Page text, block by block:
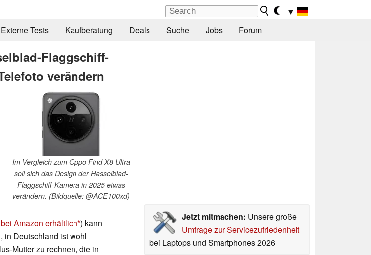
▼
Externe Tests Kaufberatung Deals Suche Jobs Forum
Flaggschiff-
verändern
Im Vergleich zum Oppo Find X8 Ultra
soll sich das Design der Hasselblad-
Flaggschiff-Kamera in 2025 etwas
verändern. (Bildquelle: @ACE100xd)
Jetzt mitmachen: Unsere große
Umfrage zur Servicezufriedenheit
bei Laptops und Smartphones 2026
bei Amazon erhältlich ) kann
, in Deutschland ist wohl
Mutter zu rechnen, die in